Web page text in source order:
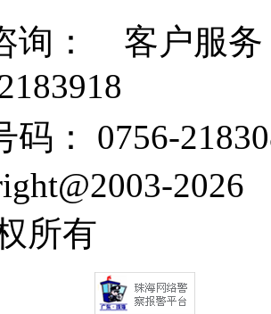
询：
客户服务
码： 0756-
所有